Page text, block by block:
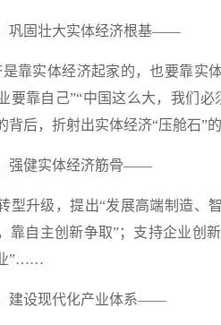
固壮大实体经济根基——
实体经济起家的，也要靠实体
要靠自己”“中国这么大，我们
后，折射出实体经济“压舱石”的
健实体经济筋骨——
升级，提出“发展高端制造、智
靠自主创新争取”；支持企业创
”……
设现代化产业体系——